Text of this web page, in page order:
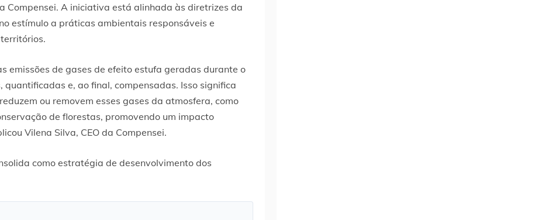
Compensei. A iniciativa está alinhada às diretrizes da
estímulo a práticas ambientais responsáveis e
emissões de gases de efeito estufa geradas durante o
e, ao final, compensadas. Isso significa
ou removem esses gases da atmosfera, como
de florestas, promovendo um impacto
Vilena Silva, CEO da Compensei.